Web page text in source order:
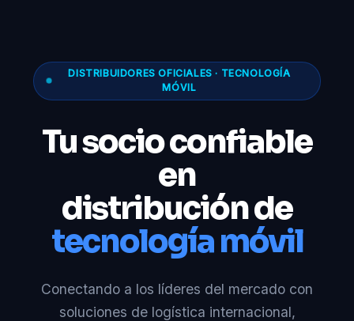
DISTRIBUIDORES OFICIALES · TECNOLOGÍA
MÓVIL
Tu socio confiable
en
distribución de
tecnología móvil
Conectando a los líderes del mercado con
soluciones de logística internacional,